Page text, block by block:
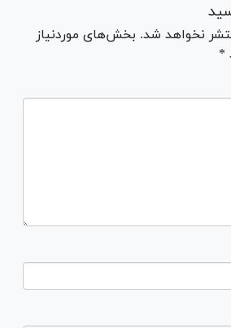
نخواهد شد. بخش‌های موردنیاز
*